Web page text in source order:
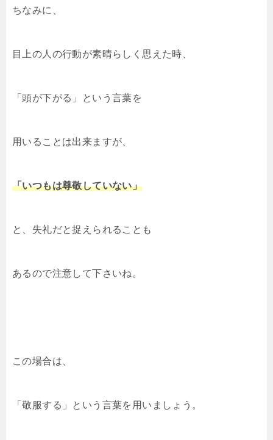
ちなみに、
目上の人の行動が素晴らしく思えた時、
「頭が下がる」という言葉を
用いることは出来ますが、
「いつもは尊敬していない」
と、失礼だと捉えられることも
あるので注意して下さいね。
この場合は、
「敬服する」という言葉を用いましょう。